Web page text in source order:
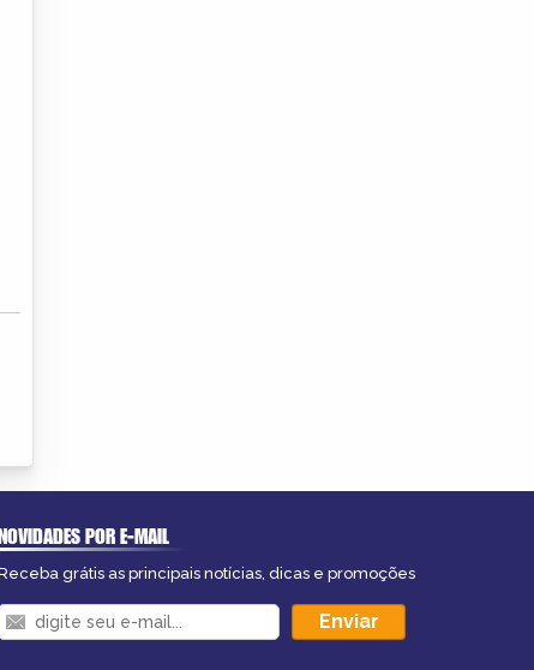
POR E-MAIL
grátis as principais notícias, dicas e promoções